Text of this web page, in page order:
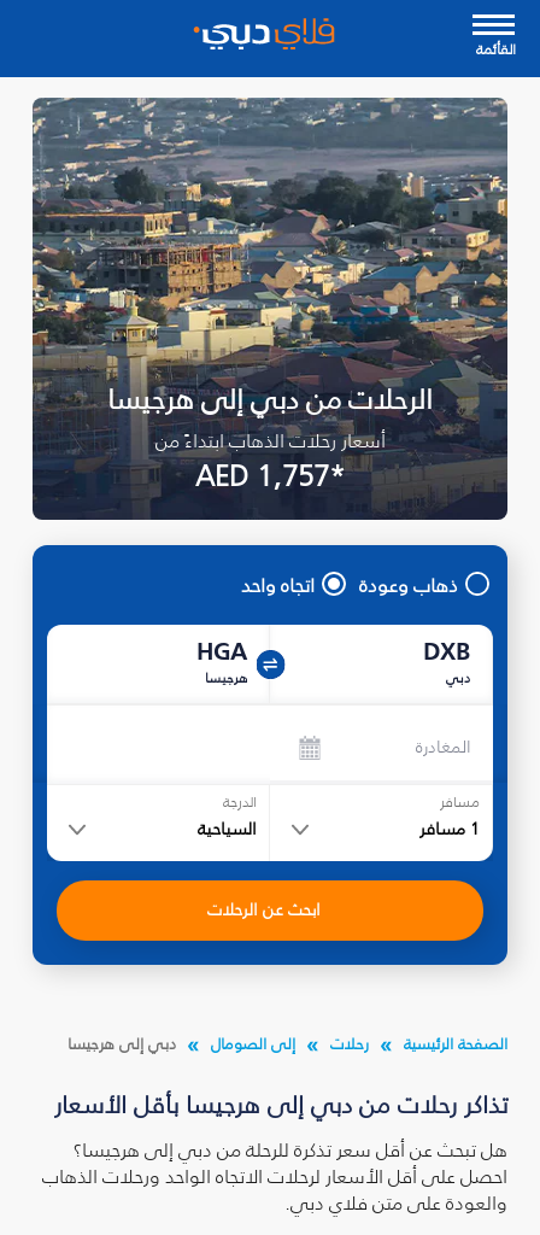
القأئمة
الرحلات من دبي إلى هرجيسا
أسعار رحلات الذهاب ابتداءً من
*AED 1,757
ذهاب وعودة اتجاه واحد
DXB
دبي
HGA
هرجيسا
المغادرة
مسافر
1 مسافر
الدرجة
السياحية
ابحث عن الرحلات
الصفحة الرئيسية رحلات إلى الصومال دبي إلى هرجيسا
تذاكر رحلات من دبي إلى هرجيسا بأقل الأسعار
هل تبحث عن أقل سعر تذكرة للرحلة من دبي إلى هرجيسا؟
احصل على أقل الأسعار لرحلات الاتجاه الواحد ورحلات الذهاب
والعودة على متن فلاي دبي.